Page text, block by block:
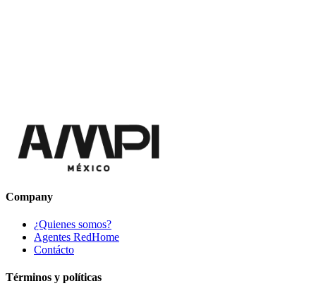
Company
¿Quienes somos?
Agentes RedHome
Contácto
Términos y políticas